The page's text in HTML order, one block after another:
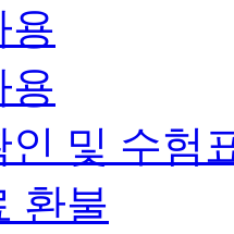
용
용
인 및 수험
환불